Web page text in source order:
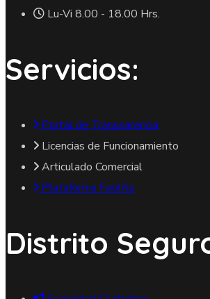
Lu-Vi 8.00 - 18.00 Hrs.
Servicios:
Portal de Transparencia
Licencias de Funcionamiento
Articulado Comercial
Plataforma Facilita
Distrito